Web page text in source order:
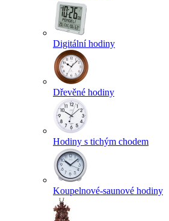
Digitální hodiny
Dřevěné hodiny
Hodiny s tichým chodem
Koupelnové-saunové hodiny